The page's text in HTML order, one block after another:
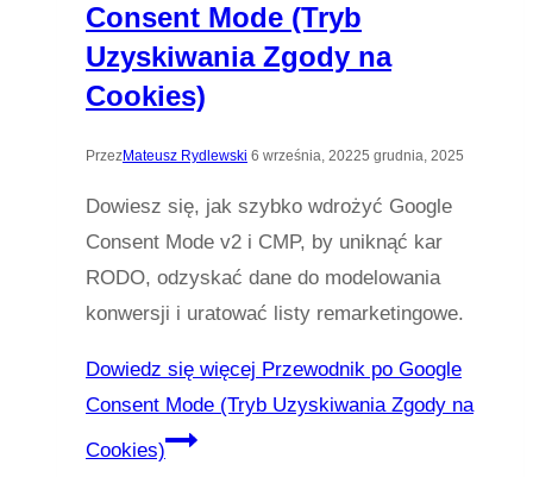
Consent Mode (Tryb
Uzyskiwania Zgody na
Cookies)
PrzezMateusz Rydlewski 6 września, 20225 grudnia, 2025
Dowiesz się, jak szybko wdrożyć Google
Consent Mode v2 i CMP, by uniknąć kar
RODO, odzyskać dane do modelowania
konwersji i uratować listy remarketingowe.
Dowiedz się więcej Przewodnik po Google
Consent Mode (Tryb Uzyskiwania Zgody na
Cookies)